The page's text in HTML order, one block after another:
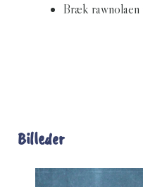
Bræk rawnolaen
Billeder